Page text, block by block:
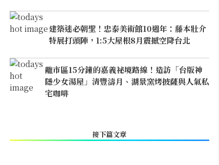
建築迷必朝聖！忠泰美術館10週年：藤本壯介
特展打頭陣，1:5大屋根8月震撼空降台北
離市區15分鐘的嘉義祕境路線！造訪「台版神
隱少女湯屋」清豐濤月、湖景窯烤披薩與人氣私
宅咖啡
接下篇文章